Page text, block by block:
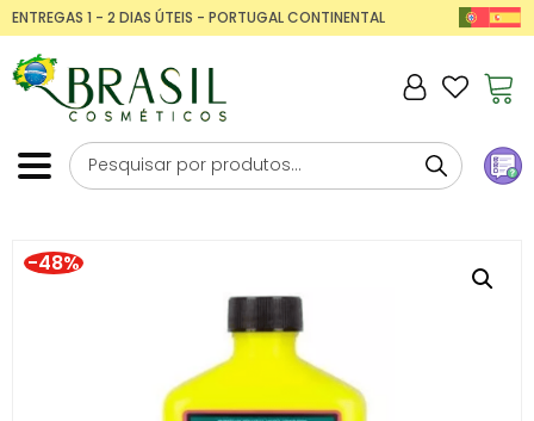
ENTREGAS 1 - 2 DIAS ÚTEIS - PORTUGAL CONTINENTAL
-48%